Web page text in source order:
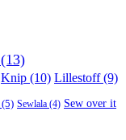
(13)
Knip (10) Lillestoff(9)
(5) Sewlala (4) Sew over it